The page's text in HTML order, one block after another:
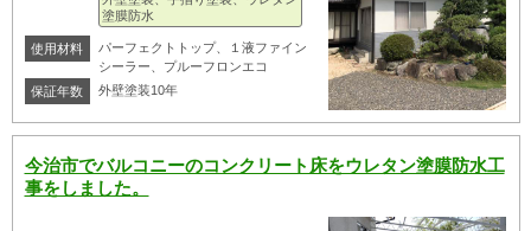
塗膜防水
使用材料
パーフェクトトップ、１液ファイン
シーラー、プルーフロンエコ
保証年数
外壁塗装10年
今治市でバルコニーのコンクリート床をウレタン塗膜防水工
事をしました。